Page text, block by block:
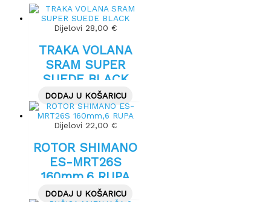
Dijelovi 28,00 €
TRAKA VOLANA
SRAM SUPER
SUEDE BLACK
DODAJ U KOŠARICU
Dijelovi 22,00 €
ROTOR SHIMANO
ES-MRT26S
160mm,6 RUPA
DODAJ U KOŠARICU